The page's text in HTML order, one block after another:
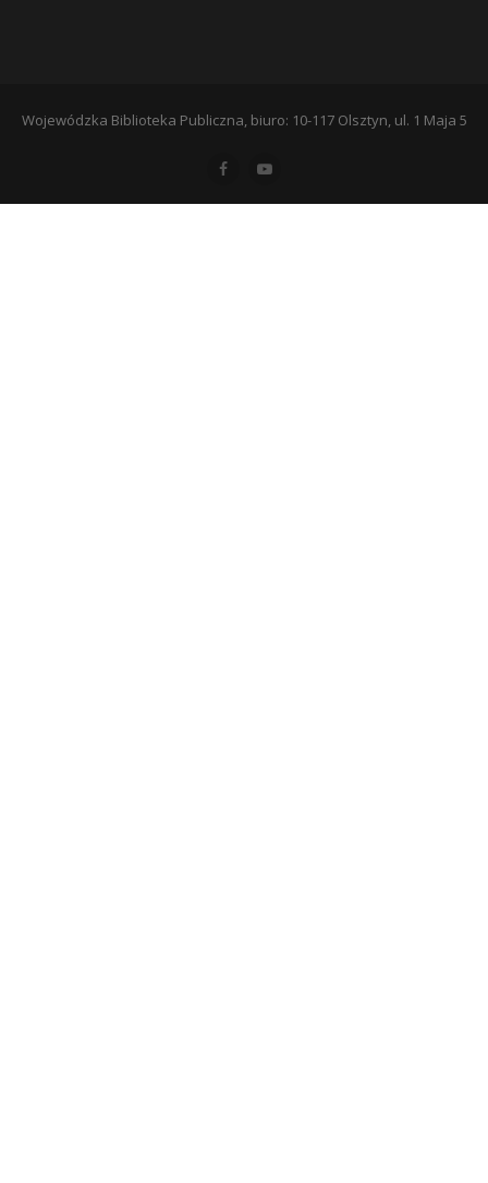
Wojewódzka Biblioteka Publiczna, biuro: 10-117 Olsztyn, ul. 1 Maja 5